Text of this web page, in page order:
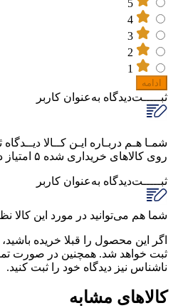
ادامه
ثبـــــت‌دیدگاه به‌عنوان کاربر
شمـا هـم دربـاره ایـن کــالا دیــدگاه
روی کالاهای خریداری شده ۵ امتیاز دریافت کنید.
ثبـــــت‌دیدگاه به‌عنوان کاربر
شما هم می‌توانید در مورد این کالا
اگر این محصول را قبلا خریده
ثبت خواهد شد. همچنین در صورت
ناشناس نیز دیدگاه خود را ثبت کنید.
کالاهای مشابه